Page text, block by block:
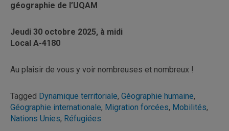
géographie de l’UQAM
Jeudi 30 octobre 2025, à midi
Local A-4180
Au plaisir de vous y voir nombreuses et nombreux !
Tagged Dynamique territoriale, Géographie humaine,
Géographie internationale, Migration forcées, Mobilités,
Nations Unies, Réfugiées